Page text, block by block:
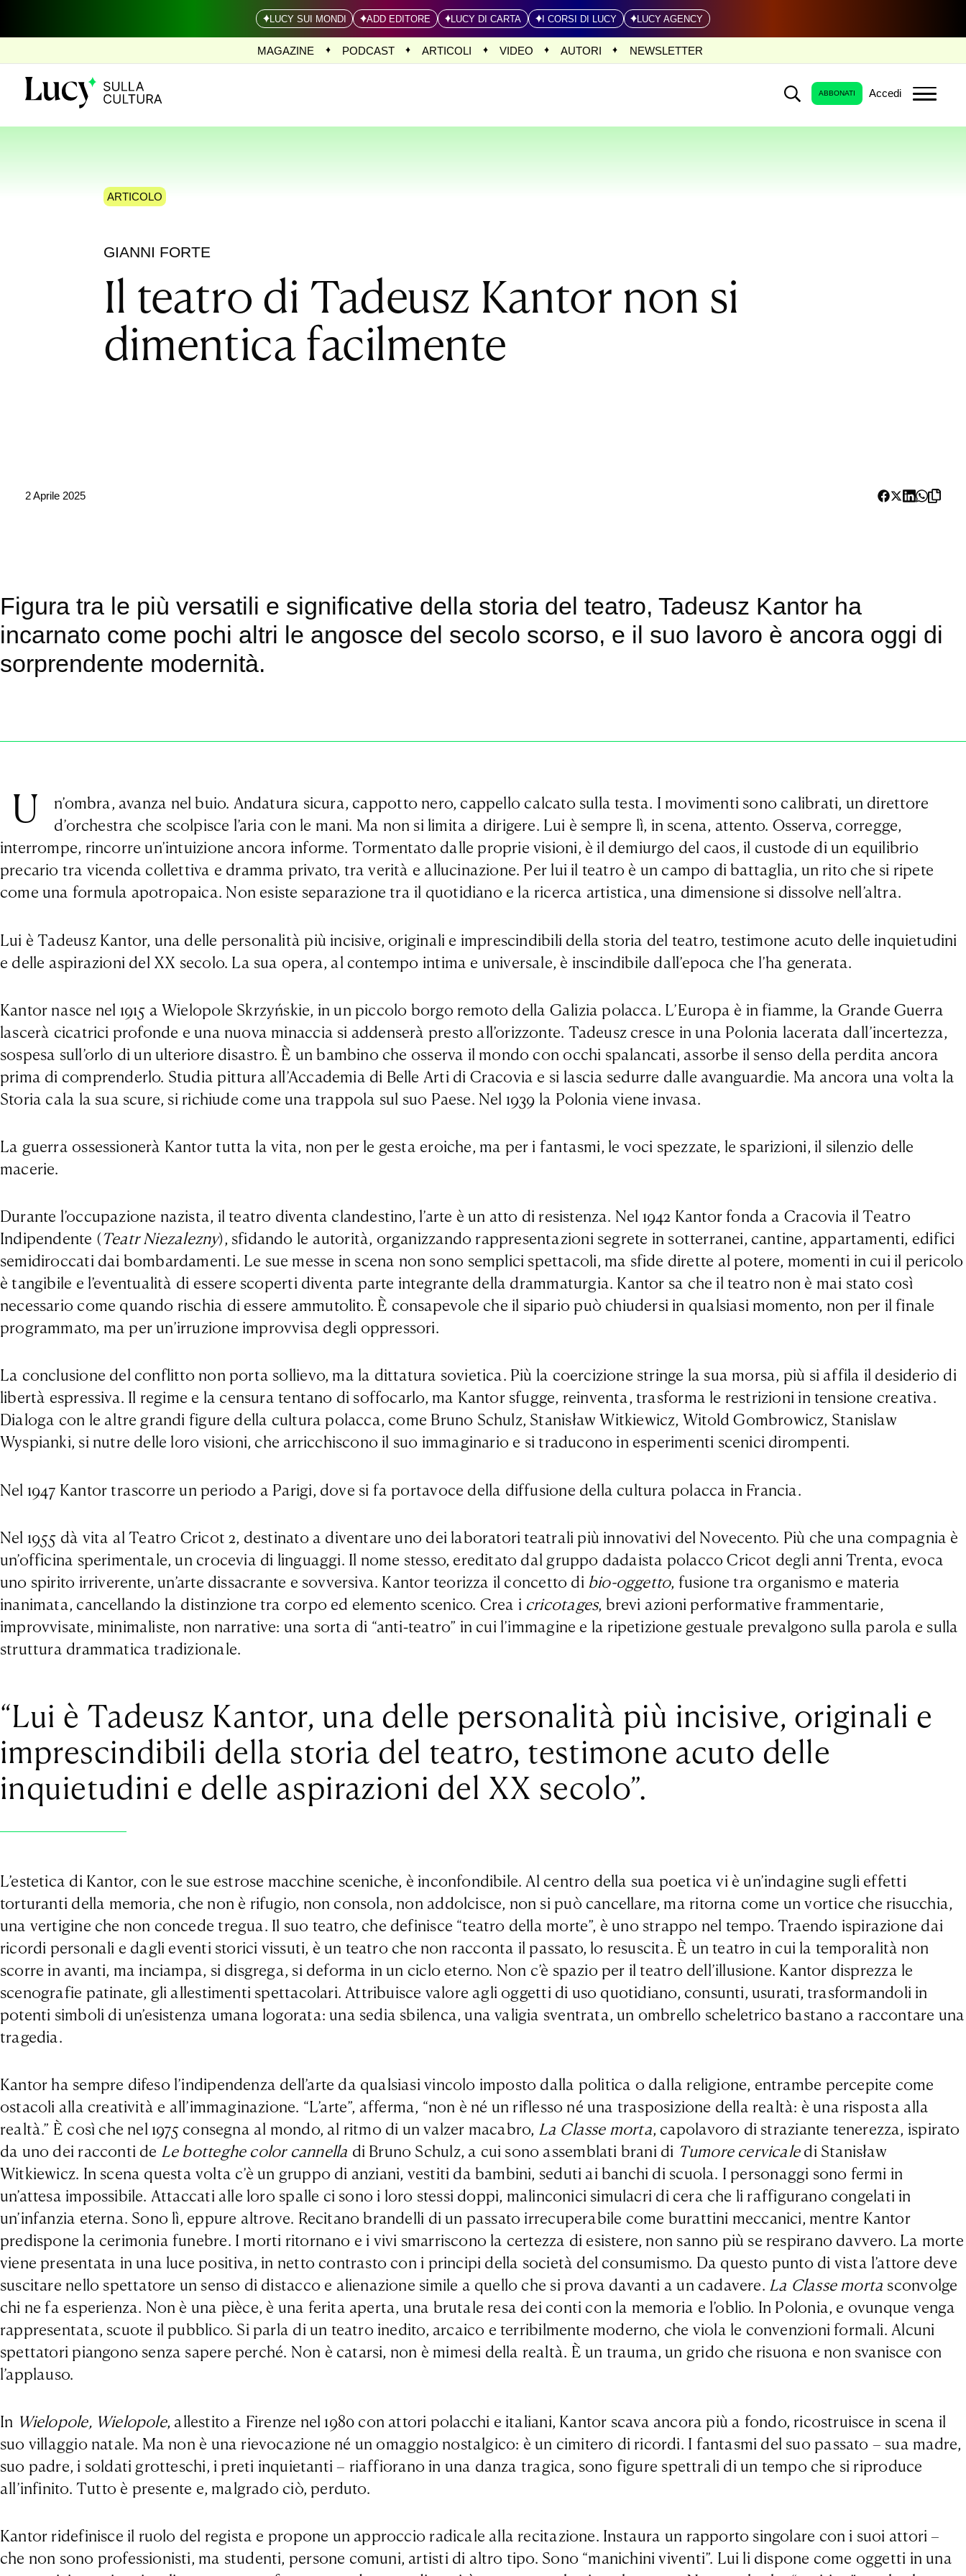
LUCY SUI MONDI ADD EDITORE LUCY DI CARTA I CORSI DI LUCY LUCY AGENCY
MAGAZINE PODCAST ARTICOLI VIDEO AUTORI NEWSLETTER
ABBONATI Accedi
ARTICOLO
GIANNI FORTE
Il teatro di Tadeusz Kantor non si
dimentica facilmente
2 Aprile 2025
Figura tra le più versatili e significative della storia del teatro, Tadeusz Kantor ha
incarnato come pochi altri le angosce del secolo scorso, e il suo lavoro è ancora oggi di
sorprendente modernità.
U
n’ombra, avanza nel buio. Andatura sicura, cappotto nero, cappello calcato sulla testa. I movimenti sono calibrati, un direttore
d’orchestra che scolpisce l’aria con le mani. Ma non si limita a dirigere. Lui è sempre lì, in scena, attento. Osserva, corregge,
interrompe, rincorre un’intuizione ancora informe. Tormentato dalle proprie visioni, è il demiurgo del caos, il custode di un equilibrio
precario tra vicenda collettiva e dramma privato, tra verità e allucinazione. Per lui il teatro è un campo di battaglia, un rito che si ripete
come una formula apotropaica. Non esiste separazione tra il quotidiano e la ricerca artistica, una dimensione si dissolve nell’altra.
Lui è Tadeusz Kantor, una delle personalità più incisive, originali e imprescindibili della storia del teatro, testimone acuto delle inquietudini
e delle aspirazioni del XX secolo. La sua opera, al contempo intima e universale, è inscindibile dall’epoca che l’ha generata.
Kantor nasce nel 1915 a Wielopole Skrzyńskie, in un piccolo borgo remoto della Galizia polacca. L’Europa è in fiamme, la Grande Guerra
lascerà cicatrici profonde e una nuova minaccia si addenserà presto all’orizzonte. Tadeusz cresce in una Polonia lacerata dall’incertezza,
sospesa sull’orlo di un ulteriore disastro. È un bambino che osserva il mondo con occhi spalancati, assorbe il senso della perdita ancora
prima di comprenderlo. Studia pittura all’Accademia di Belle Arti di Cracovia e si lascia sedurre dalle avanguardie. Ma ancora una volta la
Storia cala la sua scure, si richiude come una trappola sul suo Paese. Nel 1939 la Polonia viene invasa.
La guerra ossessionerà Kantor tutta la vita, non per le gesta eroiche, ma per i fantasmi, le voci spezzate, le sparizioni, il silenzio delle
macerie.
Durante l’occupazione nazista, il teatro diventa clandestino, l’arte è un atto di resistenza. Nel 1942 Kantor fonda a Cracovia il Teatro
Indipendente (Teatr Niezalezny), sfidando le autorità, organizzando rappresentazioni segrete in sotterranei, cantine, appartamenti, edifici
semidiroccati dai bombardamenti. Le sue messe in scena non sono semplici spettacoli, ma sfide dirette al potere, momenti in cui il pericolo
è tangibile e l’eventualità di essere scoperti diventa parte integrante della drammaturgia. Kantor sa che il teatro non è mai stato così
necessario come quando rischia di essere ammutolito. È consapevole che il sipario può chiudersi in qualsiasi momento, non per il finale
programmato, ma per un’irruzione improvvisa degli oppressori.
La conclusione del conflitto non porta sollievo, ma la dittatura sovietica. Più la coercizione stringe la sua morsa, più si affila il desiderio di
libertà espressiva. Il regime e la censura tentano di soffocarlo, ma Kantor sfugge, reinventa, trasforma le restrizioni in tensione creativa.
Dialoga con le altre grandi figure della cultura polacca, come Bruno Schulz, Stanisław Witkiewicz, Witold Gombrowicz, Stanislaw
Wyspianki, si nutre delle loro visioni, che arricchiscono il suo immaginario e si traducono in esperimenti scenici dirompenti.
Nel 1947 Kantor trascorre un periodo a Parigi, dove si fa portavoce della diffusione della cultura polacca in Francia.
Nel 1955 dà vita al Teatro Cricot 2, destinato a diventare uno dei laboratori teatrali più innovativi del Novecento. Più che una compagnia è
un’officina sperimentale, un crocevia di linguaggi. Il nome stesso, ereditato dal gruppo dadaista polacco Cricot degli anni Trenta, evoca
uno spirito irriverente, un’arte dissacrante e sovversiva. Kantor teorizza il concetto di bio-oggetto, fusione tra organismo e materia
inanimata, cancellando la distinzione tra corpo ed elemento scenico. Crea i cricotages, brevi azioni performative frammentarie,
improvvisate, minimaliste, non narrative: una sorta di “anti-teatro” in cui l’immagine e la ripetizione gestuale prevalgono sulla parola e sulla
struttura drammatica tradizionale.
“Lui è Tadeusz Kantor, una delle personalità più incisive, originali e
imprescindibili della storia del teatro, testimone acuto delle
inquietudini e delle aspirazioni del XX secolo”.
L’estetica di Kantor, con le sue estrose macchine sceniche, è inconfondibile. Al centro della sua poetica vi è un’indagine sugli effetti
torturanti della memoria, che non è rifugio, non consola, non addolcisce, non si può cancellare, ma ritorna come un vortice che risucchia,
una vertigine che non concede tregua. Il suo teatro, che definisce “teatro della morte”, è uno strappo nel tempo. Traendo ispirazione dai
ricordi personali e dagli eventi storici vissuti, è un teatro che non racconta il passato, lo resuscita. È un teatro in cui la temporalità non
scorre in avanti, ma inciampa, si disgrega, si deforma in un ciclo eterno. Non c’è spazio per il teatro dell’illusione. Kantor disprezza le
scenografie patinate, gli allestimenti spettacolari. Attribuisce valore agli oggetti di uso quotidiano, consunti, usurati, trasformandoli in
potenti simboli di un’esistenza umana logorata: una sedia sbilenca, una valigia sventrata, un ombrello scheletrico bastano a raccontare una
tragedia.
Kantor ha sempre difeso l’indipendenza dell’arte da qualsiasi vincolo imposto dalla politica o dalla religione, entrambe percepite come
ostacoli alla creatività e all’immaginazione. “L’arte”, afferma, “non è né un riflesso né una trasposizione della realtà: è una risposta alla
realtà.” È così che nel 1975 consegna al mondo, al ritmo di un valzer macabro, La Classe morta, capolavoro di straziante tenerezza, ispirato
da uno dei racconti de Le botteghe color cannella di Bruno Schulz, a cui sono assemblati brani di Tumore cervicaledi Stanisław
Witkiewicz. In scena questa volta c’è un gruppo di anziani, vestiti da bambini, seduti ai banchi di scuola. I personaggi sono fermi in
un’attesa impossibile. Attaccati alle loro spalle ci sono i loro stessi doppi, malinconici simulacri di cera che li raffigurano congelati in
un’infanzia eterna. Sono lì, eppure altrove. Recitano brandelli di un passato irrecuperabile come burattini meccanici, mentre Kantor
predispone la cerimonia funebre. I morti ritornano e i vivi smarriscono la certezza di esistere, non sanno più se respirano davvero. La morte
viene presentata in una luce positiva, in netto contrasto con i principi della società del consumismo. Da questo punto di vista l’attore deve
suscitare nello spettatore un senso di distacco e alienazione simile a quello che si prova davanti a un cadavere. La Classe morta sconvolge
chi ne fa esperienza. Non è una pièce, è una ferita aperta, una brutale resa dei conti con la memoria e l’oblio. In Polonia, e ovunque venga
rappresentata, scuote il pubblico. Si parla di un teatro inedito, arcaico e terribilmente moderno, che viola le convenzioni formali. Alcuni
spettatori piangono senza sapere perché. Non è catarsi, non è mimesi della realtà. È un trauma, un grido che risuona e non svanisce con
l’applauso.
In Wielopole, Wielopole, allestito a Firenze nel 1980 con attori polacchi e italiani, Kantor scava ancora più a fondo, ricostruisce in scena il
suo villaggio natale. Ma non è una rievocazione né un omaggio nostalgico: è un cimitero di ricordi. I fantasmi del suo passato – sua madre,
suo padre, i soldati grotteschi, i preti inquietanti – riaffiorano in una danza tragica, sono figure spettrali di un tempo che si riproduce
all’infinito. Tutto è presente e, malgrado ciò, perduto.
Kantor ridefinisce il ruolo del regista e propone un approccio radicale alla recitazione. Instaura un rapporto singolare con i suoi attori –
che non sono professionisti, ma studenti, persone comuni, artisti di altro tipo. Sono “manichini viventi”. Lui li dispone come oggetti in una